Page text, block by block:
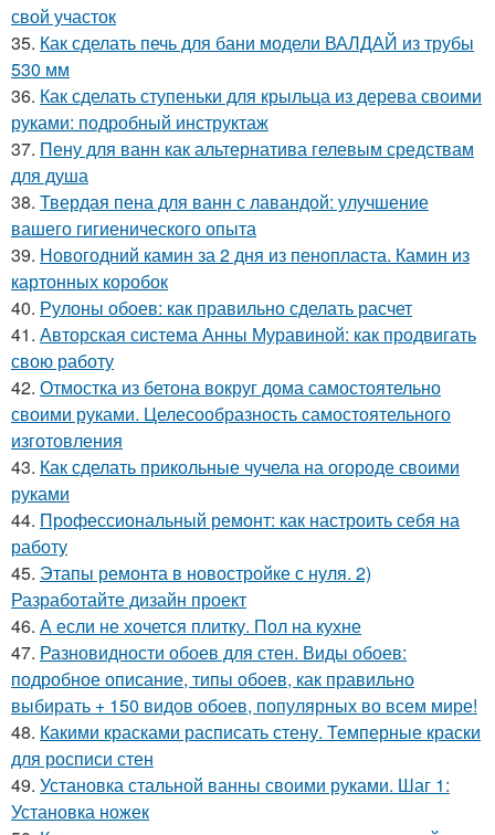
свой участок
35. Как сделать печь для бани модели ВАЛДАЙ из трубы
530 мм
36. Как сделать ступеньки для крыльца из дерева своими
руками: подробный инструктаж
37. Пену для ванн как альтернатива гелевым средствам
для душа
38. Твердая пена для ванн с лавандой: улучшение
вашего гигиенического опыта
39. Новогодний камин за 2 дня из пенопласта. Камин из
картонных коробок
40. Рулоны обоев: как правильно сделать расчет
41. Авторская система Анны Муравиной: как продвигать
свою работу
42. Отмостка из бетона вокруг дома самостоятельно
своими руками. Целесообразность самостоятельного
изготовления
43. Как сделать прикольные чучела на огороде своими
руками
44. Профессиональный ремонт: как настроить себя на
работу
45. Этапы ремонта в новостройке с нуля. 2)
Разработайте дизайн проект
46. А если не хочется плитку. Пол на кухне
47. Разновидности обоев для стен. Виды обоев:
подробное описание, типы обоев, как правильно
выбирать + 150 видов обоев, популярных во всем мире!
48. Какими красками расписать стену. Темперные краски
для росписи стен
49. Установка стальной ванны своими руками. Шаг 1:
Установка ножек